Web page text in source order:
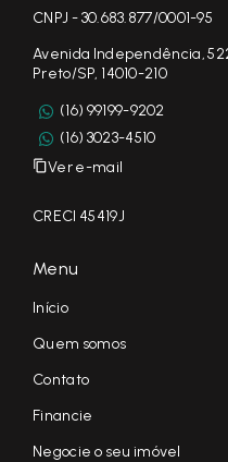
CNPJ - 30.683.877/0001-95
Avenida Independência,
Preto/SP, 14010-210
(16) 99199-9202
(16) 3023-4510
Ver e-mail
CRECI 45419J
Menu
Início
Quem somos
Contato
Financie
Negocie o seu imóvel